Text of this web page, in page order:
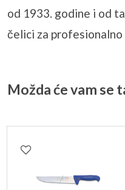
od 1933. godine i od
čelici za
Možda će vam